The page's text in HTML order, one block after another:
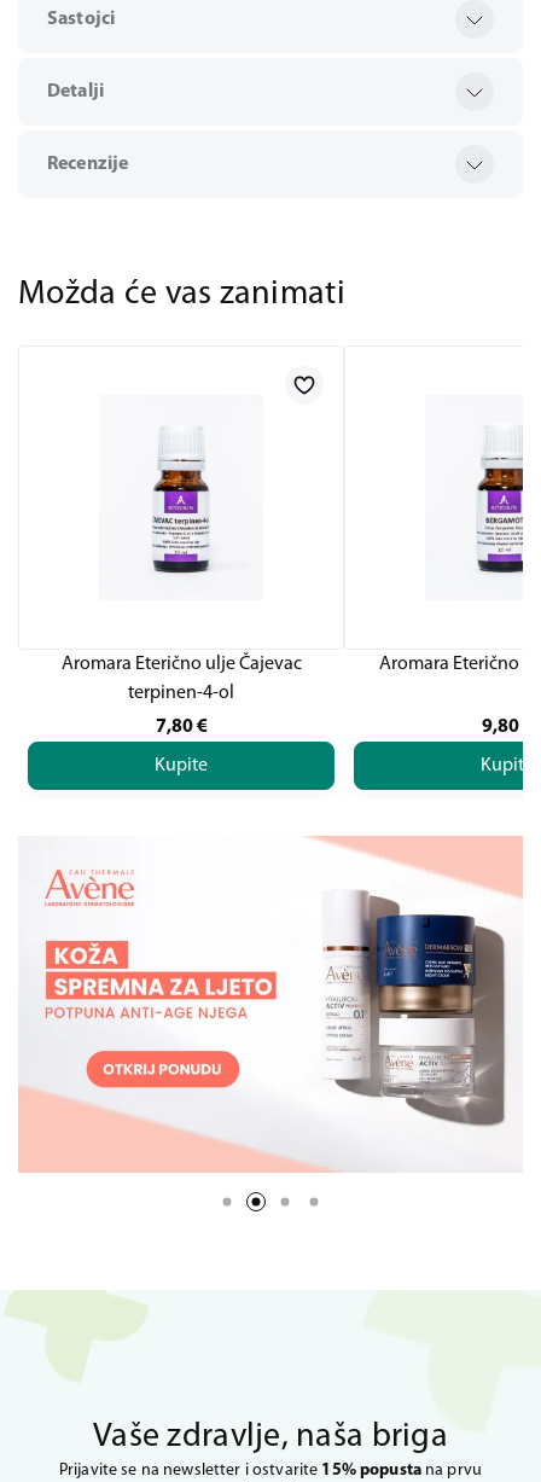
Sastojci
Detalji
Recenzije
Možda će vas zanimati
Aromara Eterično ulje Čajevac
terpinen-4-ol
7,80 €
Kupite
Aromara Eterično
9,80
Kupite
Vaše zdravlje, naša briga
Prijavite se na newsletter i ostvarite 15% popustana prvu